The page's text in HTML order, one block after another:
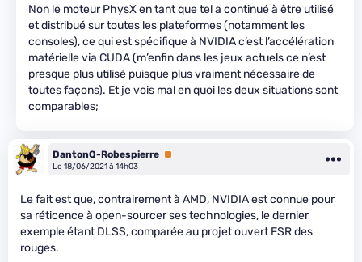
Non le moteur PhysX en tant que tel a continué à être utilisé
et distribué sur toutes les plateformes (notamment les
consoles), ce qui est spécifique à NVIDIA c’est l’accélération
matérielle via CUDA (m’enfin dans les jeux actuels ce n’est
presque plus utilisé puisque plus vraiment nécessaire de
toutes façons). Et je vois mal en quoi les deux situations sont
comparables;
DantonQ-Robespierre Premium
Le 18/06/2021 à 14h03
Le fait est que, contrairement à AMD, NVIDIA est connue pour
sa réticence à open-sourcer ses technologies, le dernier
exemple étant DLSS, comparée au projet ouvert FSR des
rouges.